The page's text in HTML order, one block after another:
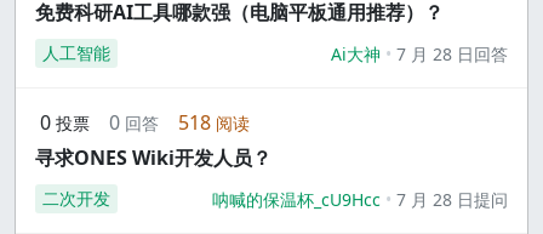
免费科研AI工具哪款强（电脑平板通用推荐）？
人工智能 Ai大神 7 月 28 日回答
0 投票 0 回答 518 阅读
寻求ONES Wiki开发人员？
二次开发 呐喊的保温杯_cU9Hcc 7 月 28 日提问